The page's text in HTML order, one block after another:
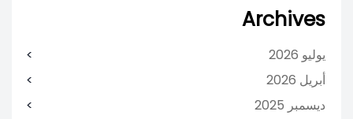
Archives
يوليو 2026
أبريل 2026
ديسمبر 2025